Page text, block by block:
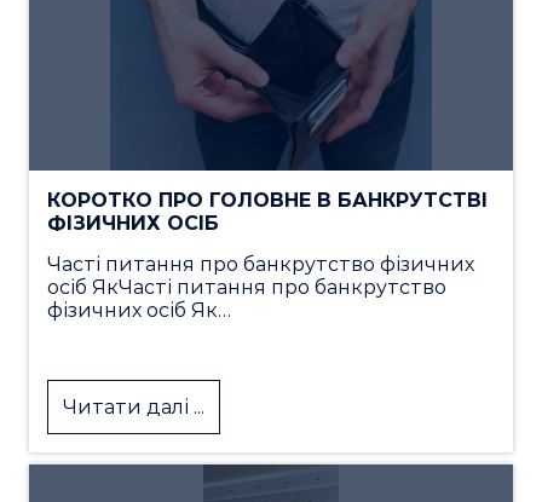
КОРОТКО ПРО ГОЛОВНЕ В БАНКРУТСТВІ
ФІЗИЧНИХ ОСІБ
Часті питання про банкрутство фізичних
осіб ЯкЧасті питання про банкрутство
фізичних осіб Як…
Читати далі ...